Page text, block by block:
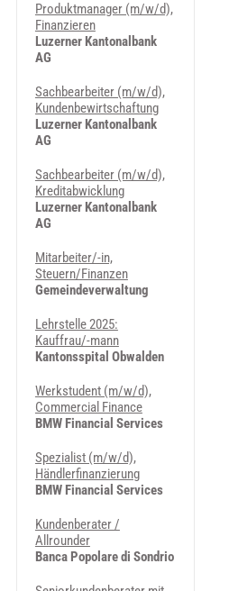
Produktmanager (m/w/d),
Finanzieren
Luzerner Kantonalbank
AG
Sachbearbeiter (m/w/d),
Kundenbewirtschaftung
Luzerner Kantonalbank
AG
Sachbearbeiter (m/w/d),
Kreditabwicklung
Luzerner Kantonalbank
AG
Mitarbeiter/-in,
Steuern/Finanzen
Gemeindeverwaltung
Lehrstelle 2025:
Kauffrau/-mann
Kantonsspital Obwalden
Werkstudent (m/w/d),
Commercial Finance
BMW Financial Services
Spezialist (m/w/d),
Händlerfinanzierung
BMW Financial Services
Kundenberater /
Allrounder
Banca Popolare di Sondrio